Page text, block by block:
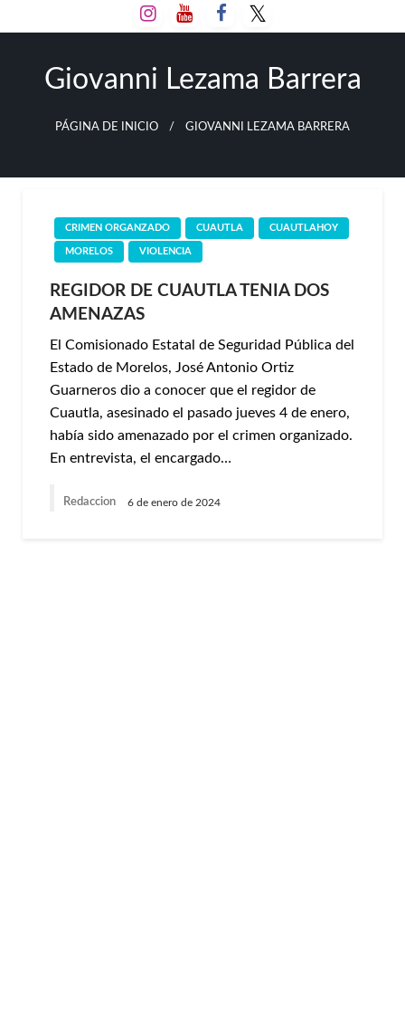
al
Giovanni Lezama Barrera
PÁGINA DE INICIO GIOVANNI LEZAMA BARRERA
CRIMEN ORGANZADO CUAUTLA CUAUTLAHOY
MORELOS VIOLENCIA
REGIDOR DE CUAUTLA TENIA DOS
AMENAZAS
El Comisionado Estatal de Seguridad Pública del
Estado de Morelos, José Antonio Ortiz
Guarneros dio a conocer que el regidor de
Cuautla, asesinado el pasado jueves 4 de enero,
había sido amenazado por el crimen organizado.
En entrevista, el encargado…
Redaccion 6 de enero de 2024